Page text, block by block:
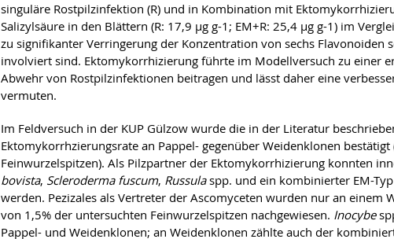
singuläre Rostpilzinfektion (R) und in Kombination mit
Salizylsäure in den Blättern (R: 17,9 μg g-1; EM+R: 25,4 μg g-1) im
zu signifikanter Verringerung der Konzentration von sechs Flavonoiden
involviert sind. Ektomykorrhizierung führte im Modellversuch zu einer
Abwehr von Rostpilzinfektionen beitragen und lässt daher eine
vermuten.
Im Feldversuch in der KUP Gülzow wurde die in der Literatur
Ektomykorrhzierungsrate an Pappel- gegenüber Weidenklonen
Feinwurzelspitzen). Als Pilzpartner der Ektomykorrhizierung konnten
bovista, Scleroderma fuscum, Russulaspp. und ein kombinierter EM-
werden. Pezizales als Vertreter der Ascomyceten wurden nur an einem
von 1,5% der untersuchten Feinwurzelspitzen nachgewiesen. Inocybe
Pappel- und Weidenklonen; an Weidenklonen zählte auch der